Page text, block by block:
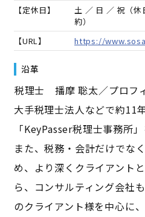
【定休日】
土 ／ 日 ／ 祝（
約）
【URL】
https://
沿革
――税理士 播摩 聡太／プロフィ
大手税理士法人などで約11
「KeyPasser税理士事務所
また、税務・会計だけでな
め、より深くクライアント
ら、コンサルティング会社
のクライアント様を中心に